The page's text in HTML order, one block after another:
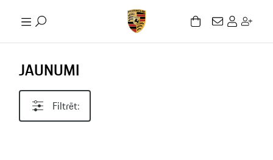
JAUNUMI
Filtrēt: